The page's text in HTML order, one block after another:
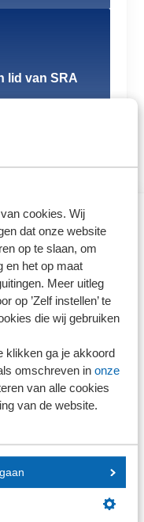
cookies. Wij
dat onze website
op te slaan, om
en het op maat
Meer uitleg
op ’Zelf instellen’ te
die wij gebruiken
klikken ga je akkoord
omschreven in onze
van alle cookies
van de website.
lid van SRA